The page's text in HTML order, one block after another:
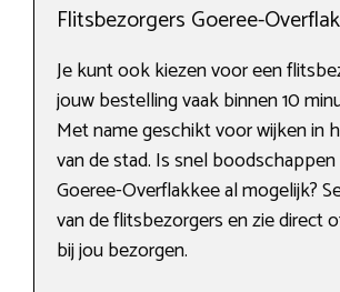
Flitsbezorgers Goeree-
Je kunt ook kiezen voor een
jouw bestelling vaak binnen 10
Met name geschikt voor wijken in
van de stad. Is snel
Goeree-Overflakkee al mogelijk?
van de flitsbezorgers en zie direct
bij jou bezorgen.